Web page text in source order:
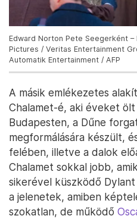
Edward Norton Pete Seegerként –
Pictures / Veritas Entertainment
Automatik Entertainment / AFP
A másik emlékezetes
Chalamet-é, aki éveket
Budapesten, a Dűne
megformálására készült,
felében, illetve a dalok
Chalamet sokkal jobb,
sikerével küszködő
a jelenetek, amiben
szokatlan, de működő